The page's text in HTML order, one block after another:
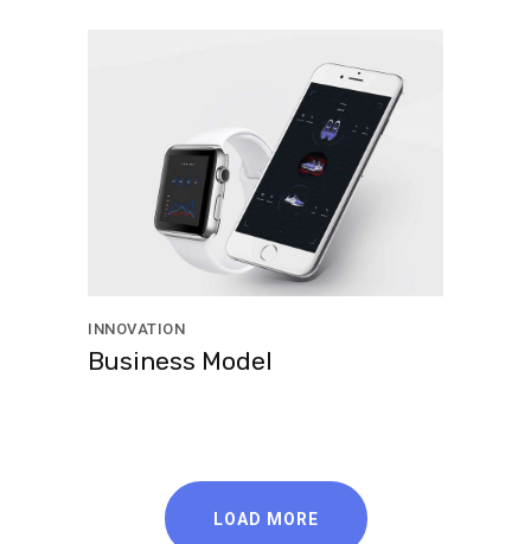
INNOVATION
Business Model
LOAD MORE